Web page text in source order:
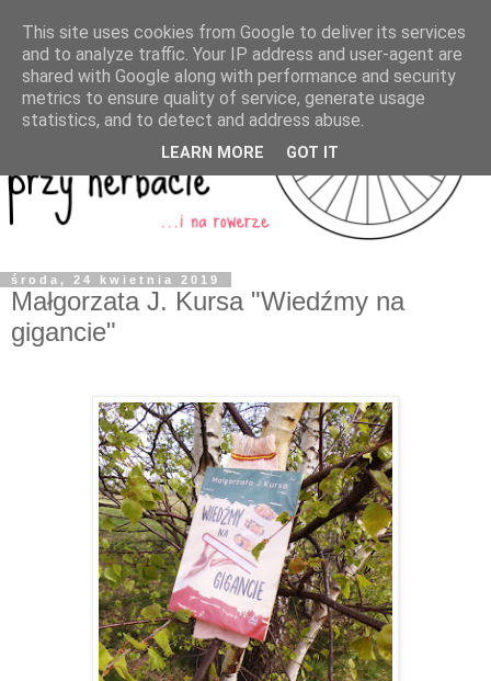
środa, 24 kwietnia 2019
Małgorzata J. Kursa "Wiedźmy na
gigancie"
This site uses cookies from Google to deliver its services
and to analyze traffic. Your IP address and user-agent are
shared with Google along with performance and security
metrics to ensure quality of service, generate usage
statistics, and to detect and address abuse.
LEARN MORE GOT IT